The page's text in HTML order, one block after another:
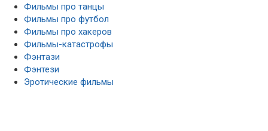
Фильмы про танцы
Фильмы про футбол
Фильмы про хакеров
Фильмы-катастрофы
Фэнтази
Фэнтези
Эротические фильмы